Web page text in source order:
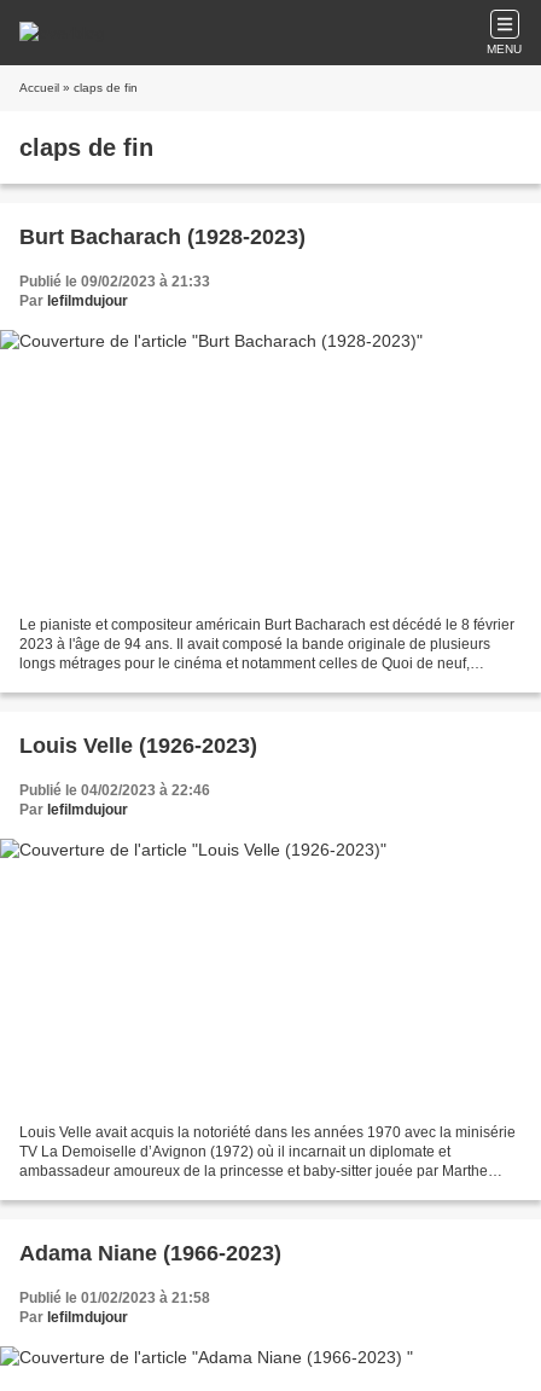
MENU
Accueil » claps de fin
claps de fin
Burt Bacharach (1928-2023)
Publié le 09/02/2023 à 21:33
Par lefilmdujour
Le pianiste et compositeur américain Burt Bacharach est décédé le 8 février
2023 à l'âge de 94 ans. Il avait composé la bande originale de plusieurs
longs métrages pour le cinéma et notamment celles de Quoi de neuf,
Louis Velle (1926-2023)
Publié le 04/02/2023 à 22:46
Par lefilmdujour
Louis Velle avait acquis la notoriété dans les années 1970 avec la minisérie
TV La Demoiselle d’Avignon (1972) où il incarnait un diplomate et
ambassadeur amoureux de la princesse et baby-sitter jouée par Marthe
Adama Niane (1966-2023)
Publié le 01/02/2023 à 21:58
Par lefilmdujour